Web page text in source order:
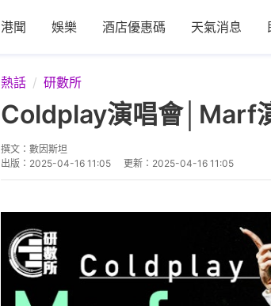
港聞 娛樂 酒店優惠碼 天氣消息
熱話 研數所
Coldplay演唱會│Marf
撰文： 數因斯坦
出版： 2025-04-16 11:05 更新： 2025-04-16 11:05